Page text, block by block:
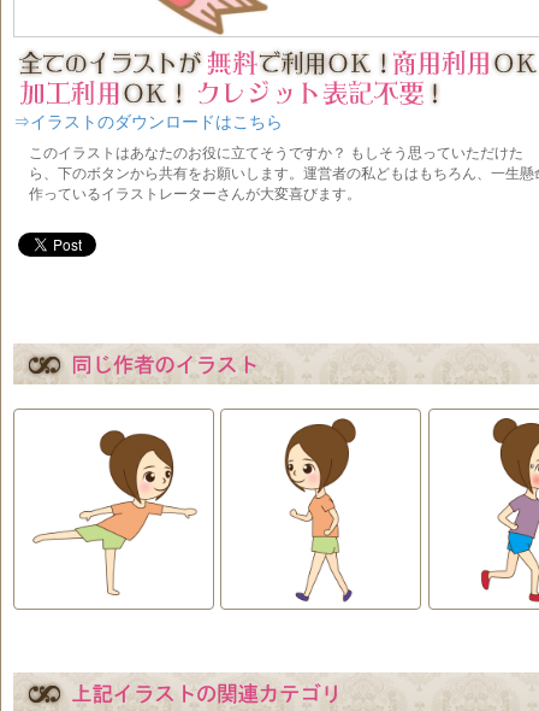
⇒イラストのダウンロードはこちら